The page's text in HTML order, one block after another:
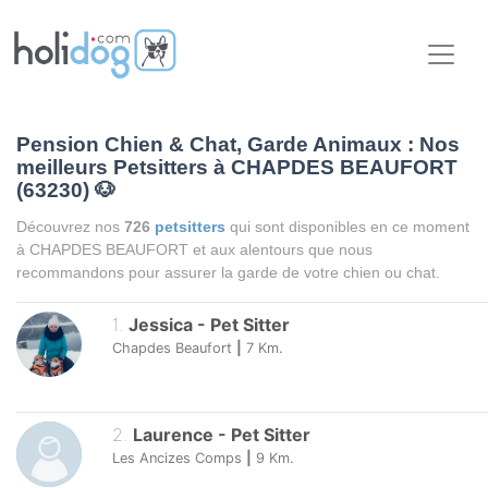
Pension Chien & Chat, Garde Animaux : Nos
meilleurs Petsitters à CHAPDES BEAUFORT
(63230) 🐶
Découvrez nos 726 petsitters qui sont disponibles en ce moment
à CHAPDES BEAUFORT et aux alentours que nous
recommandons pour assurer la garde de votre chien ou chat.
1. Jessica - Pet Sitter
Chapdes Beaufort 7 Km.
2. Laurence - Pet Sitter
Les Ancizes Comps 9 Km.